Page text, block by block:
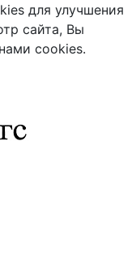
для улучшения
сайта, Вы
cookies.